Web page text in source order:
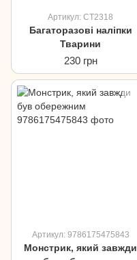
Артикул: CT2318
Багаторазові наліпки
Тварини
230 грн
Артикул: 9786175475843
Монстрик, який завжди